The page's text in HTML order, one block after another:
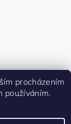
procházením
používáním.